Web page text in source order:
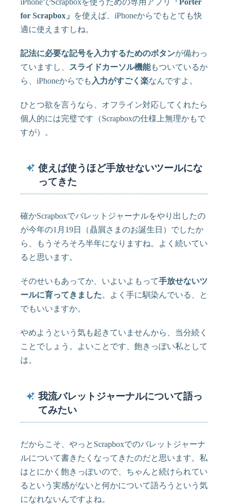
for Scrapbox」
を使えば、iPhoneからでもとても快
適に使えますしね。
記法に必要な記号を入力するためのボタンが備わっ
ていますし、
スライドカーソル機能もついているか
ら、iPhoneからでも 入力がすごく楽なんですよ。
ひとつ欲を言うなら、オフライン対応してくれたら
個人的には完璧です（Scrapboxの仕様上無理かもで
すが）。
使えば使うほど手放せないツールにな
ってきた
確かScrapboxでバレットジャーナルをやり出したの
が今年の1月19日（贔屓さまのお誕生日）でしたか
ら、もうそろそろ半年になりますね。よく続いてい
ると思います。
そのせいもあってか、いよいよもって手放せないツ
ールに育ってきました。よく手に馴染んでいる、と
でもいいますか。
やめようという気も起きていませんから、当分続く
ことでしょう。よいことです、飽きっぽい私として
は。
我流バレットジャーナルについて語っ
てみたい
だからこそ、やっとScrapboxでのバレットジャーナ
ルについて書きたくなってきたのだと思います。私
はとにかく飽きっぽいので、ちゃんと続けられてい
るという実感がないと何かについて語ろうという気
になれないんですよね。